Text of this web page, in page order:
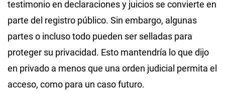
testimonio en declaraciones y juicios se convierte en
parte del registro público. Sin embargo, algunas
partes o incluso todo pueden ser selladas para
proteger su privacidad. Esto mantendría lo que dijo
en privado a menos que una orden judicial permita el
acceso, como para un caso futuro.